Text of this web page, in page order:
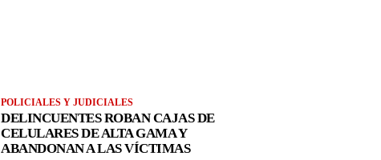
POLICIALES Y JUDICIALES
DELINCUENTES ROBAN CAJAS DE
CELULARES DE ALTA GAMA Y
ABANDONAN A LAS VÍCTIMAS